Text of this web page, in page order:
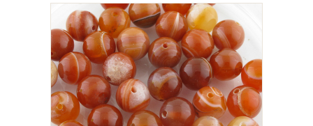
Инструменты и материалы
Эпоксидная смола
Шнуры, ленты, нитки
По темам и сезонам